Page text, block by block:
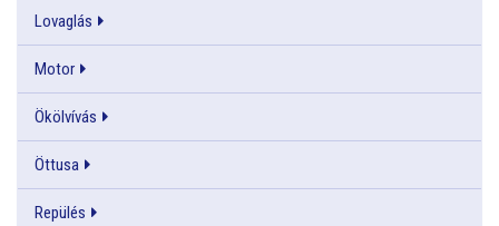
Lovaglás
Motor
Ökölvívás
Öttusa
Repülés